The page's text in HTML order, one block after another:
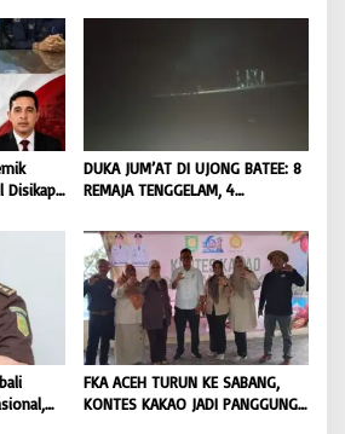
Pencarian Satu Korban Lain |
Disikapi
|
DUKA JUM’AT DI UJONG BATEE: 8
REMAJA TENGGELAM, 4
DICARI | BONGKAR ‘Perkara.com
FKA ACEH TURUN KE SABANG,
KONTES KAKAO JADI PANGGUNG